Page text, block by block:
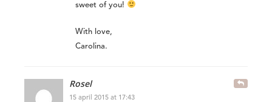
sweet of you!
With love,
Carolina.
Rosel
15 april 2015 at 17:43